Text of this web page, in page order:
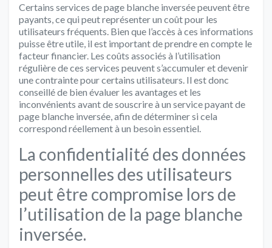
Certains services de page blanche inversée peuvent être
payants, ce qui peut représenter un coût pour les
utilisateurs fréquents. Bien que l’accès à ces informations
puisse être utile, il est important de prendre en compte le
facteur financier. Les coûts associés à l’utilisation
régulière de ces services peuvent s’accumuler et devenir
une contrainte pour certains utilisateurs. Il est donc
conseillé de bien évaluer les avantages et les
inconvénients avant de souscrire à un service payant de
page blanche inversée, afin de déterminer si cela
correspond réellement à un besoin essentiel.
La confidentialité des données
personnelles des utilisateurs
peut être compromise lors de
l’utilisation de la page blanche
inversée.